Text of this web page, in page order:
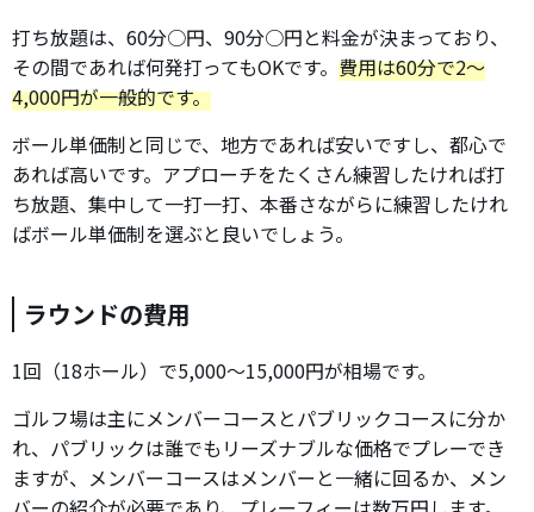
打ち放題は、60分○円、90分○円と料金が決まっており、
その間であれば何発打ってもOKです。 費用は60分で2～
4,000円が一般的です。
ボール単価制と同じで、地方であれば安いですし、都心で
あれば高いです。アプローチをたくさん練習したければ打
ち放題、集中して一打一打、本番さながらに練習したけれ
ばボール単価制を選ぶと良いでしょう。
ラウンドの費用
1回（18ホール）で5,000～15,000円が相場です。
ゴルフ場は主にメンバーコースとパブリックコースに分か
れ、パブリックは誰でもリーズナブルな価格でプレーでき
ますが、メンバーコースはメンバーと一緒に回るか、メン